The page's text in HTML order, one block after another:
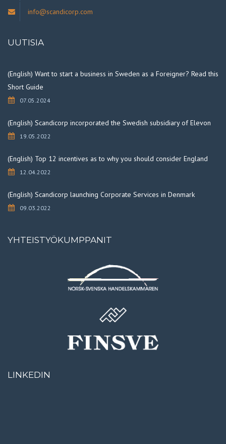
info@scandicorp.com
UUTISIA
(English) Want to start a business in Sweden as a Foreigner? Read this
Short Guide
07.05.2024
(English) Scandicorp incorporated the Swedish subsidiary of Elevon
19.05.2022
(English) Top 12 incentives as to why you should consider England
12.04.2022
(English) Scandicorp launching Corporate Services in Denmark
09.03.2022
YHTEISTYÖKUMPPANIT
LINKEDIN